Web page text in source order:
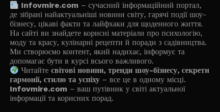
Infovmire.com – сучасний інформаційний портал,
де зібрані найактуальніші новини світу, гарячі події шоу-
бізнесу, цікаві факти та лайфхаки для щоденного життя.
На сайті ви знайдете корисні матеріали про психологію,
моду та красу, кулінарні рецепти й поради з садівництва.
Ми створюємо контент, який надихає, інформує та
допомагає бути в курсі всього важливого.
Читайтесвітові новини, тренди шоу-бізнесу, секрети
гармонії, стилю та успіху – все це в одному місці.
Infovmire.com – ваш путівник у світі актуальної
інформації та корисних порад.